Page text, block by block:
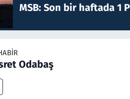
MSB: Son bir haftada 1
Odabaş